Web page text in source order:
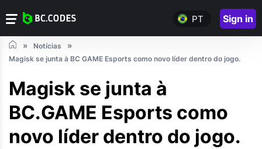
PT Sign in
Notícias
Magisk se junta à BC GAME Esports como novo líder dentro do jogo.
Magisk se junta à
BC.GAME Esports como
novo líder dentro do jogo.